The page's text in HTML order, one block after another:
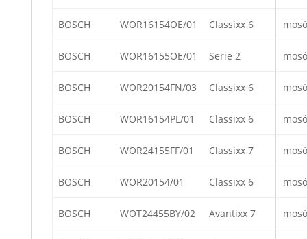
BOSCH WOR16154OE/01 Classixx 6
BOSCH WOR16155OE/01 Serie 2
BOSCH WOR20154FN/03 Classixx 6
BOSCH WOR16154PL/01 Classixx 6
BOSCH WOR24155FF/01 Classixx 7
BOSCH WOR20154/01 Classixx 6
BOSCH WOT24455BY/02 Avantixx 7